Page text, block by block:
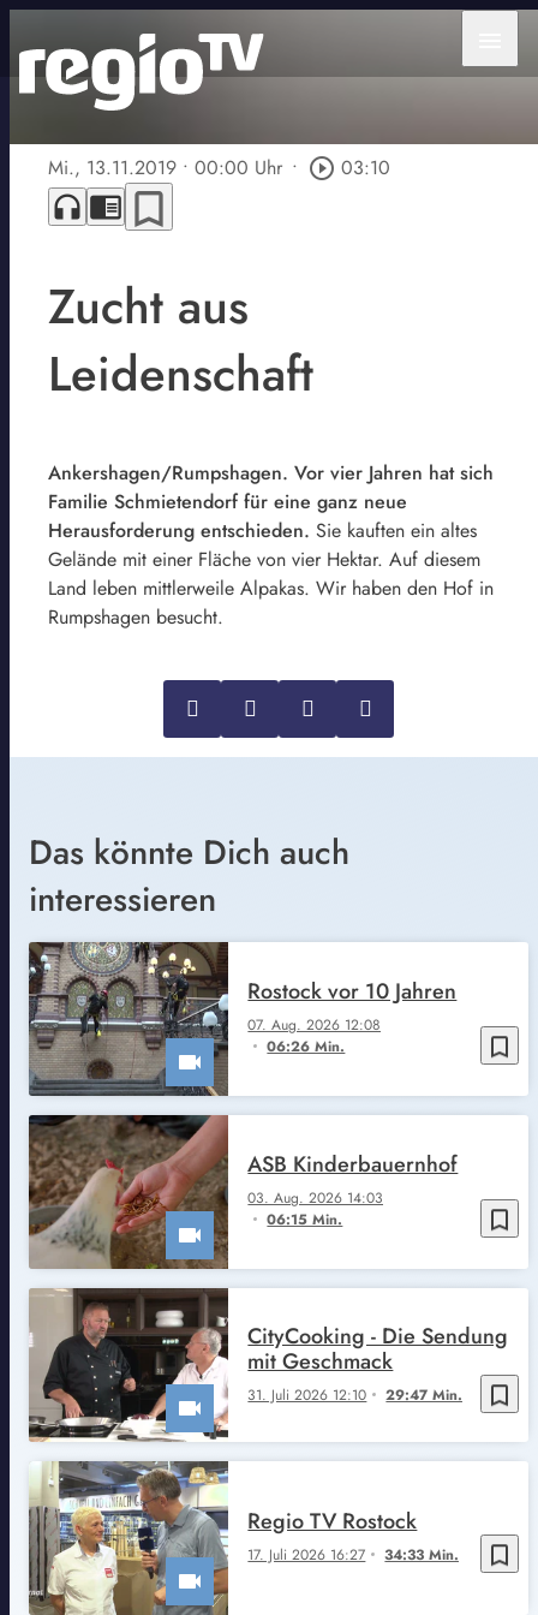
Mi., 13.11.2019 • 00:00 Uhr • play_circle_outline 03:10
headphones chrome_reader_mode bookmark_border
Zucht aus
Leidenschaft
Ankershagen/Rumpshagen. Vor vier Jahren hat sich
Familie Schmietendorf für eine ganz neue
Herausforderung entschieden. Sie kauften ein altes
Gelände mit einer Fläche von vier Hektar. Auf diesem
Land leben mittlerweile Alpakas. Wir haben den Hof in
Rumpshagen besucht.
Das könnte Dich auch
interessieren
bookmark_border
07. Aug. 2026 12:08
06:26 Min.
Rostock vor 10 Jahren
bookmark_border
03. Aug. 2026 14:03
06:15 Min.
ASB Kinderbauernhof
bookmark_border
31. Juli 2026 12:10 29:47 Min.
CityCooking - Die Sendung
mit Geschmack
bookmark_border
17. Juli 2026 16:27 34:33 Min.
Regio TV Rostock